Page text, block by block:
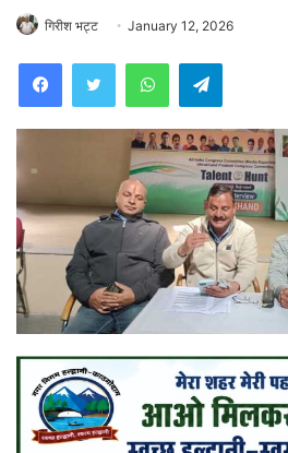
गिरीश भट्ट January 12, 2026
WhatsAppTelegram